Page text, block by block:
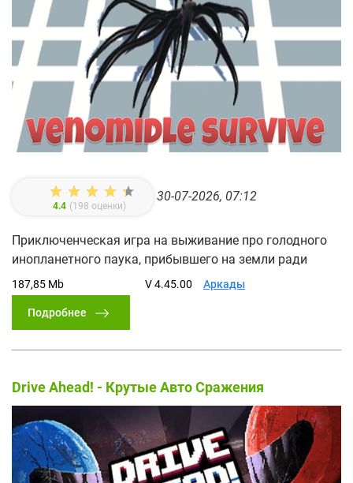
4.4 (198 оценки)
30-07-2026, 07:12
Приключенческая игра на выживание про голодного
инопланетного паука, прибывшего на земли ради
187,85 Mb V 4.45.00 Аркады
Подробнее
Drive Ahead! - Крутые Авто Сражения